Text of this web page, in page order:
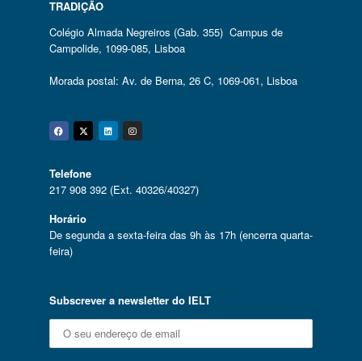
TRADIÇÃO
Colégio Almada Negreiros (Gab. 355) Campus de
Campolide, 1099-085, Lisboa
Morada postal: Av. de Berna, 26 C, 1069-061, Lisboa
Facebook
Twitter
Linkedin
Instagram
Telefone
217 908 392 (Ext. 40326/40327)
Horário
De segunda a sexta-feira das 9h às 17h (encerra quarta-
feira)
Subscrever a newsletter do IELT